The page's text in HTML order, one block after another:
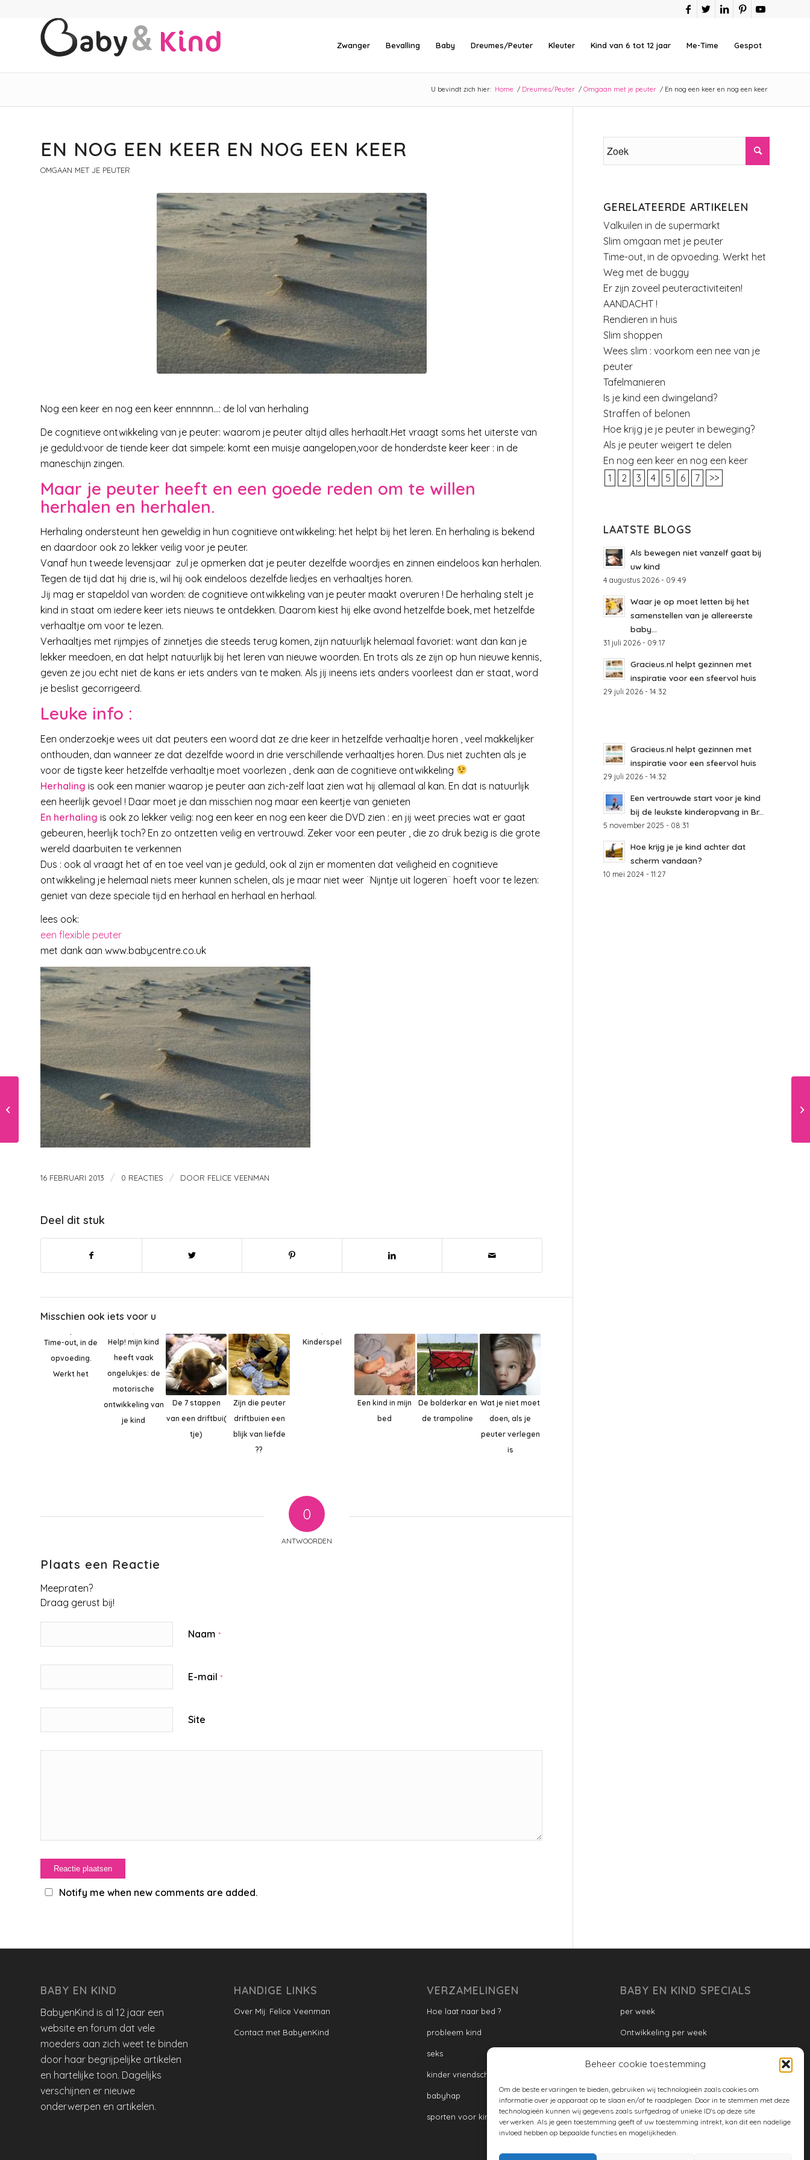
Beheer cookie toestemming
Om de beste ervaringen te bieden, gebruiken wij technologieën zoals cookies om
informatie over je apparaat op te slaan en/of te raadplegen. Door in te stemmen met deze
technologieën kunnen wij gegevens zoals surfgedrag of unieke ID's op deze site
verwerken. Als je geen toestemming geeft of uw toestemming intrekt, kan dit een nadelige
invloed hebben op bepaalde functies en mogelijkheden.
Zwanger Bevalling Baby Dreumes/Peuter Kleuter Kind van 6 tot 12 jaar Me-Time Gespot
U bevindt zich hier: Home / Dreumes/Peuter / Omgaan met je peuter / En nog een keer en nog een keer
EN NOG EEN KEER EN NOG EEN KEER
OMGAAN MET JE PEUTER
Nog een keer en nog een keer ennnnnn…: de lol van herhaling
De cognitieve ontwikkeling van je peuter: waarom je peuter altijd alles herhaalt.Het vraagt soms het uiterste van
je geduld:voor de tiende keer dat simpele: komt een muisje aangelopen,voor de honderdste keer keer : in de
maneschijn zingen.
Maar je peuter heeft en een goede reden om te willen
herhalen en herhalen.
Herhaling ondersteunt hen geweldig in hun cognitieve ontwikkeling: het helpt bij het leren. En herhaling is bekend
en daardoor ook zo lekker veilig voor je peuter.
Vanaf hun tweede levensjaar zul je opmerken dat je peuter dezelfde woordjes en zinnen eindeloos kan herhalen.
Tegen de tijd dat hij drie is, wil hij ook eindeloos dezelfde liedjes en verhaaltjes horen.
Jij mag er stapeldol van worden: de cognitieve ontwikkeling van je peuter maakt overuren ! De herhaling stelt je
kind in staat om iedere keer iets nieuws te ontdekken. Daarom kiest hij elke avond hetzelfde boek, met hetzelfde
verhaaltje om voor te lezen.
Verhaaltjes met rijmpjes of zinnetjes die steeds terug komen, zijn natuurlijk helemaal favoriet: want dan kan je
lekker meedoen, en dat helpt natuurlijk bij het leren van nieuwe woorden. En trots als ze zijn op hun nieuwe kennis,
geven ze jou echt niet de kans er iets anders van te maken. Als jij ineens iets anders voorleest dan er staat, word
je beslist gecorrigeerd.
Leuke info :
Een onderzoekje wees uit dat peuters een woord dat ze drie keer in hetzelfde verhaaltje horen , veel makkelijker
onthouden, dan wanneer ze dat dezelfde woord in drie verschillende verhaaltjes horen. Dus niet zuchten als je
voor de tigste keer hetzelfde verhaaltje moet voorlezen , denk aan de cognitieve ontwikkeling
Herhaling is ook een manier waarop je peuter aan zich-zelf laat zien wat hij allemaal al kan. En dat is natuurlijk
een heerlijk gevoel ! Daar moet je dan misschien nog maar een keertje van genieten
En herhaling is ook zo lekker veilig: nog een keer en nog een keer die DVD zien : en jij weet precies wat er gaat
gebeuren, heerlijk toch? En zo ontzetten veilig en vertrouwd. Zeker voor een peuter , die zo druk bezig is die grote
wereld daarbuiten te verkennen
Dus : ook al vraagt het af en toe veel van je geduld, ook al zijn er momenten dat veiligheid en cognitieve
ontwikkeling je helemaal niets meer kunnen schelen, als je maar niet weer ¨Nijntje uit logeren¨ hoeft voor te lezen:
geniet van deze speciale tijd en herhaal en herhaal en herhaal.
lees ook:
een flexible peuter
met dank aan www.babycentre.co.uk
16 FEBRUARI 2013 / 0 REACTIES / DOOR FELICE VEENMAN
Deel dit stuk
Misschien ook iets voor u
Time-out, in de
opvoeding.
Werkt het
Help! mijn kind
heeft vaak
ongelukjes: de
motorische
ontwikkeling van
je kind
De 7 stappen
van een driftbui(
tje)
Zijn die peuter
driftbuien een
blijk van liefde
??
Kinderspel
Een kind in mijn
bed
De bolderkar en
de trampoline
Wat je niet moet
doen, als je
peuter verlegen
is
0
ANTWOORDEN
Plaats een Reactie
Meepraten?
Draag gerust bij!
Naam *
E-mail *
Site
Notify me when new comments are added.
GERELATEERDE ARTIKELEN
Valkuilen in de supermarkt
Slim omgaan met je peuter
Time-out, in de opvoeding. Werkt het
Weg met de buggy
Er zijn zoveel peuteractiviteiten!
AANDACHT !
Rendieren in huis
Slim shoppen
Wees slim : voorkom een nee van je
peuter
Tafelmanieren
Is je kind een dwingeland?
Straffen of belonen
Hoe krijg je je peuter in beweging?
Als je peuter weigert te delen
En nog een keer en nog een keer
1
2 3 4 5 6 7 >>
LAATSTE BLOGS
Als bewegen niet vanzelf gaat bij
uw kind
4 augustus 2026 - 09:49
Waar je op moet letten bij het
samenstellen van je allereerste
baby...
31 juli 2026 - 09:17
Gracieus.nl helpt gezinnen met
inspiratie voor een sfeervol huis
29 juli 2026 - 14:32
Gracieus.nl helpt gezinnen met
inspiratie voor een sfeervol huis
29 juli 2026 - 14:32
Een vertrouwde start voor je kind
bij de leukste kinderopvang in Br...
5 november 2025 - 08:31
Hoe krijg je je kind achter dat
scherm vandaan?
10 mei 2024 - 11:27
BABY EN KIND
BabyenKind is al 12 jaar een
website en forum dat vele
moeders aan zich weet te binden
door haar begrijpelijke artikelen
en hartelijke toon. Dagelijks
verschijnen er nieuwe
onderwerpen en artikelen.
HANDIGE LINKS
Over Mij: Felice Veenman
Contact met BabyenKind
VERZAMELINGEN
Hoe laat naar bed ?
probleem kind
seks
kinder vriendschap
babyhap
sporten voor kinderen
BABY EN KIND SPECIALS
per week
Ontwikkeling per week
Ontwikkeling per maand
ontwikkeling per jaar
Cookiebeleid (EU)
De band met je kind